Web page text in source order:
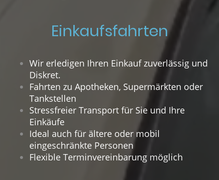
Einkaufsfahrten
Wir erledigen Ihren Einkauf zuverlässig und
Diskret.
Fahrten zu Apotheken, Supermärkten oder
Tankstellen
Stressfreier Transport für Sie und Ihre
Einkäufe
Ideal auch für ältere oder mobil
eingeschränkte Personen
Flexible Terminvereinbarung möglich